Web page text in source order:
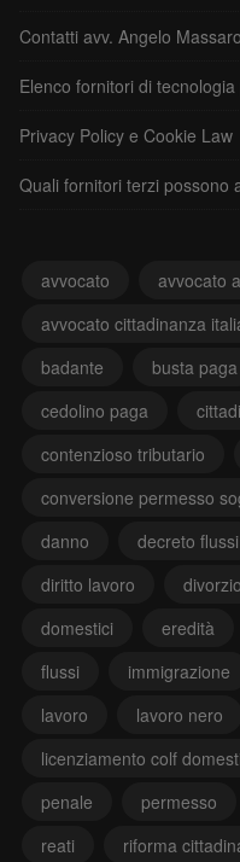
Contatti avv. Angelo Massaro
Elenco fornitori di
Privacy Policy e Cookie Law
Quali fornitori terzi possono
avvocato
avvocato
avvocato cittadinanza
badante
busta paga
cedolino paga
contenzioso tributario
conversione permesso
danno
decreto flussi
diritto lavoro
divorzio
domestici
eredità
flussi
immigrazione
lavoro
lavoro nero
licenziamento colf
penale
permesso
reati
riforma